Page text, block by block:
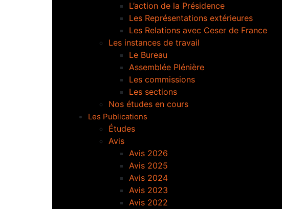
L’action de la Présidence
Les Représentations extérieures
Les Relations avec Ceser de France
Les instances de travail
Le Bureau
Assemblée Plénière
Les commissions
Les sections
Nos études en cours
Les Publications
Études
Avis
Avis 2026
Avis 2025
Avis 2024
Avis 2023
Avis 2022